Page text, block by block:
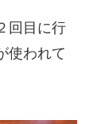
回目に行
使われて